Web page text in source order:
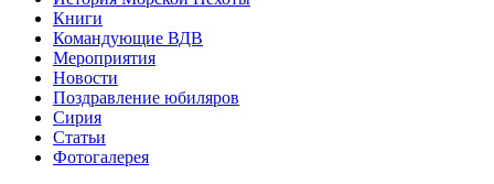
Книги
Командующие ВДВ
Мероприятия
Новости
Поздравление юбиляров
Сирия
Статьи
Фотогалерея